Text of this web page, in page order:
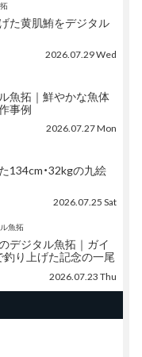
た黄肌鮪をデジタル
2026.07.29 Wed
魚拓｜鮮やかな魚体
事例
2026.07.27 Mon
134cm・32kgの九絵
2026.07.25 Sat
魚拓
デジタル魚拓｜ガイ
釣り上げた記念の一尾
2026.07.23 Thu